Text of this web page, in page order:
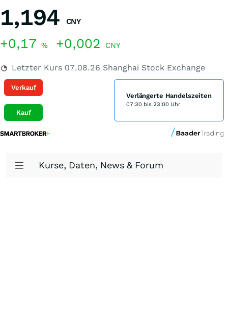
1,194 CNY
+0,17 % +0,002 CNY
Letzter Kurs 07.08.26 Shanghai Stock Exchange
Verkauf
Kauf
Verlängerte Handelszeiten
07:30 bis 23:00 Uhr
Kurse, Daten, News & Forum